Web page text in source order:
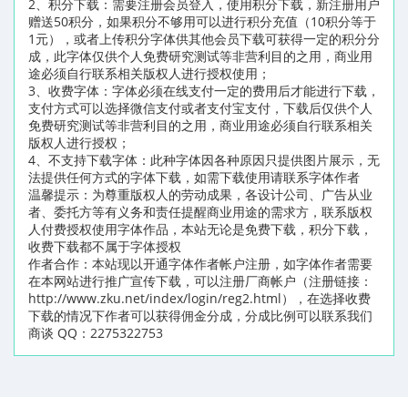
2、积分下载：需要注册会员登入，使用积分下载，新注册用户
赠送50积分，如果积分不够用可以进行积分充值（10积分等于
1元），或者上传积分字体供其他会员下载可获得一定的积分分
成，此字体仅供个人免费研究测试等非营利目的之用，商业用
途必须自行联系相关版权人进行授权使用；
3、收费字体：字体必须在线支付一定的费用后才能进行下载，
支付方式可以选择微信支付或者支付宝支付，下载后仅供个人
免费研究测试等非营利目的之用，商业用途必须自行联系相关
版权人进行授权；
4、不支持下载字体：此种字体因各种原因只提供图片展示，无
法提供任何方式的字体下载，如需下载使用请联系字体作者
温馨提示：为尊重版权人的劳动成果，各设计公司、广告从业
者、委托方等有义务和责任提醒商业用途的需求方，联系版权
人付费授权使用字体作品，本站无论是免费下载，积分下载，
收费下载都不属于字体授权
作者合作：本站现以开通字体作者帐户注册，如字体作者需要
在本网站进行推广宣传下载，可以注册厂商帐户（注册链接：
http://www.zku.net/index/login/reg2.html），在选择收费
下载的情况下作者可以获得佣金分成，分成比例可以联系我们
商谈 QQ：2275322753